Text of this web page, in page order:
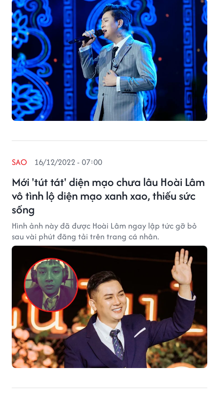
Mới 'tút tát' diện mạo chưa lâu Hoài Lâm
vô tình lộ diện mạo xanh xao, thiếu sức
sống
SAO 16/12/2022 - 07:00
Hình ảnh này đã được Hoài Lâm ngay lập tức gỡ bỏ
sau vài phút đăng tải trên trang cá nhân.